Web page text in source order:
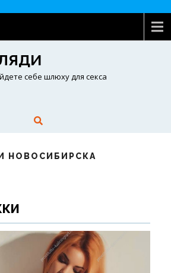
себе шлюху для секса
НОВОСИБИРСКА